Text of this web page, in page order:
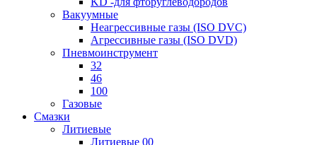
Вакуумные
Неагрессивные газы (ISO DVC)
Агрессивные газы (ISO DVD)
Пневмоинструмент
32
46
100
Газовые
Смазки
Литиевые
Литиевые 00